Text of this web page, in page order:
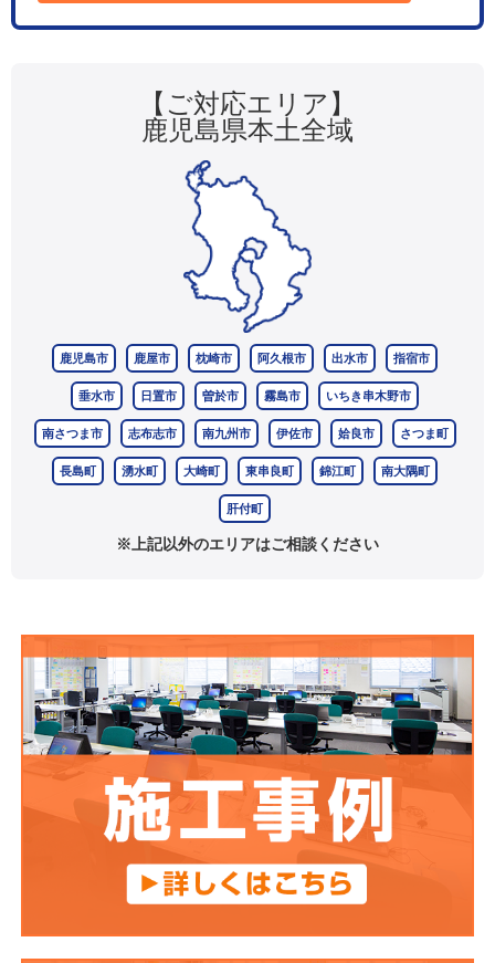
【ご対応エリア】
鹿児島県本土全域
鹿児島市 鹿屋市 枕崎市 阿久根市 出水市 指宿市
垂水市 日置市 曽於市 霧島市 いちき串木野市
南さつま市 志布志市 南九州市 伊佐市 姶良市 さつま町
長島町 湧水町 大崎町 東串良町 錦江町 南大隅町
肝付町
※上記以外のエリアはご相談ください